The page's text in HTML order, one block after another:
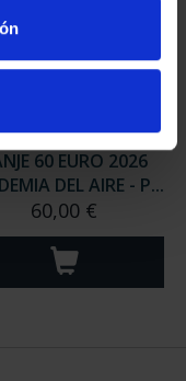
60 EURO 2026
DEL AIRE - P...
60,00 €